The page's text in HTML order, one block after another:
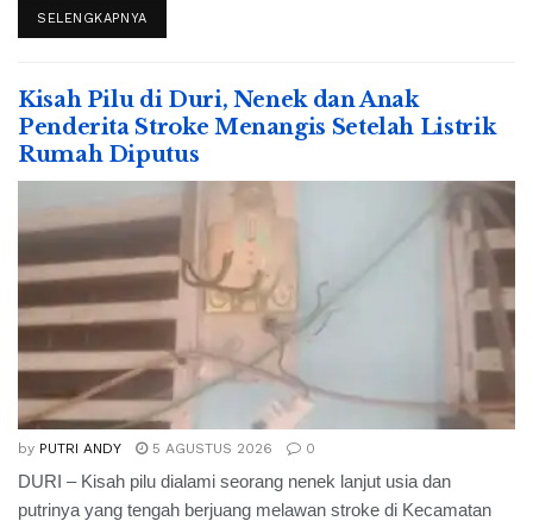
SELENGKAPNYA
Kisah Pilu di Duri, Nenek dan Anak
Penderita Stroke Menangis Setelah Listrik
Rumah Diputus
by PUTRI ANDY 5 AGUSTUS 2026 0
DURI – Kisah pilu dialami seorang nenek lanjut usia dan
putrinya yang tengah berjuang melawan stroke di Kecamatan